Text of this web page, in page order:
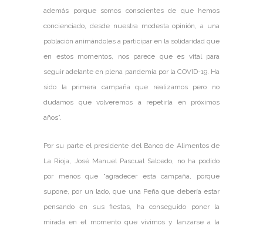
además porque somos conscientes de que hemos
concienciado, desde nuestra modesta opinión, a una
población animándoles a participar en la solidaridad que
en estos momentos, nos parece que es vital para
seguir adelante en plena pandemia por la COVID-19. Ha
sido la primera campaña que realizamos pero no
dudamos que volveremos a repetirla en próximos
años”.
Por su parte el presidente del Banco de Alimentos de
La Rioja, José Manuel Pascual Salcedo, no ha podido
por menos que “agradecer esta campaña, porque
supone, por un lado, que una Peña que debería estar
pensando en sus fiestas, ha conseguido poner la
mirada en el momento que vivimos y lanzarse a la